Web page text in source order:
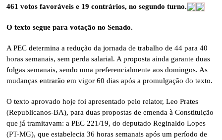
461 votos favoráveis e 19 contrários, no segundo turno.
O texto segue para votação no Senado.
A PEC determina a redução da jornada de trabalho de 44 para 40
horas semanais, sem perda salarial. A proposta ainda garante duas
folgas semanais, sendo uma preferencialmente aos domingos. As
mudanças entrarão em vigor 60 dias após a promulgação do texto.
O texto aprovado hoje foi apresentado pelo relator, Leo Prates
(Republicanos-BA), para duas propostas de emenda à Constituição
que já tramitavam: a PEC 221/19, do deputado Reginaldo Lopes
(PT-MG), que estabelecia 36 horas semanais após um período de